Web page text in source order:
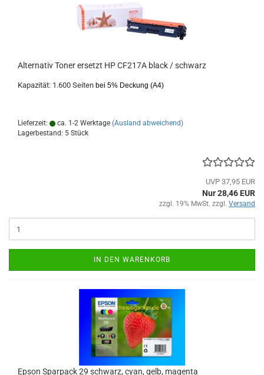
Alternativ Toner ersetzt HP CF217A black / schwarz
Kapazität: 1.600 Seiten bei 5% Deckung (A4)
Lieferzeit: ca. 1-2 Werktage (Ausland abweichend)
Lagerbestand: 5 Stück
UVP 37,95 EUR
Nur 28,46 EUR
zzgl. 19% MwSt. zzgl. Versand
IN DEN WARENKORB
Epson Sparpack 29 schwarz, cyan, gelb, magenta